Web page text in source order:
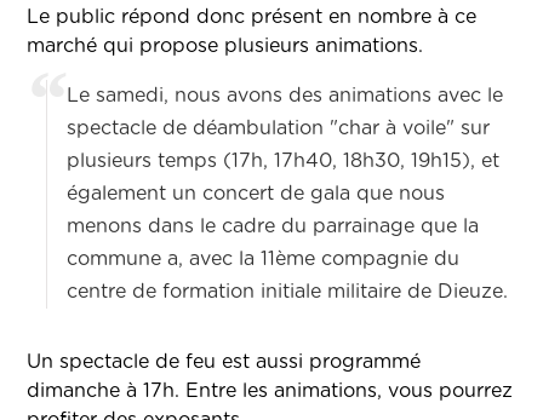
Le public répond donc présent en nombre à ce
marché qui propose plusieurs animations.
Le samedi, nous avons des animations avec le
spectacle de déambulation "char à voile" sur
plusieurs temps (17h, 17h40, 18h30, 19h15), et
également un concert de gala que nous
menons dans le cadre du parrainage que la
commune a, avec la 11ème compagnie du
centre de formation initiale militaire de Dieuze.
Un spectacle de feu est aussi programmé
dimanche à 17h. Entre les animations, vous pourrez